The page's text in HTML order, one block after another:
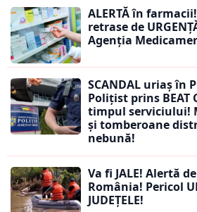
ALERTĂ în
retrase de
Agenția
SCANDAL uriaș în
Polițist prins BEAT
timpul serviciului!
și tomberoane
nebună!
Va fi JALE! Alertă
România! Pericol
JUDEȚELE!